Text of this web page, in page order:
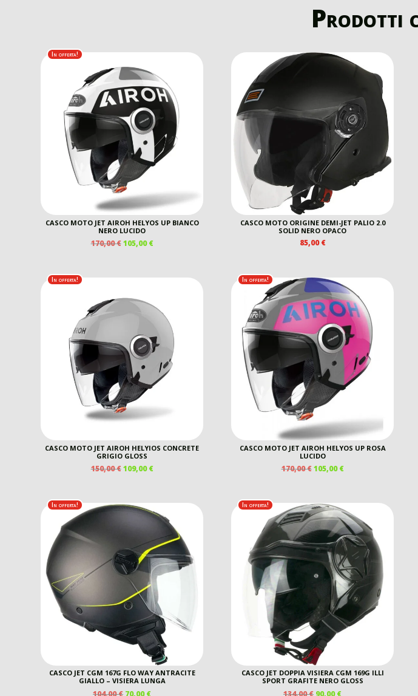
Prodotti
In offerta!
CASCO MOTO JET AIROH HELYOS UP BIANCO
NERO LUCIDO
170,00€IL
105,00€IL
CASCO MOTO ORIGINE DEMI-JET PALIO 2.0
SOLID NERO OPACO
85,00€
In offerta!
CASCO MOTO JET AIROH HELYIOS CONCRETE
GRIGIO GLOSS
150,00€IL
150,00 €.
109,00€IL
109,00 €.
In offerta!
CASCO MOTO JET AIROH HELYOS UP ROSA
LUCIDO
170,00€ IL
170,00 €.
105,00€IL
105,00 €.
In offerta!
CASCO JET CGM 167G FLO WAY ANTRACITE
GIALLO – VISIERA LUNGA
104,00€ IL
70,00€IL
In offerta!
CASCO JET DOPPIA VISIERA CGM 169G ILLI
SPORT GRAFITE NERO GLOSS
134,00€ IL
90,00€IL